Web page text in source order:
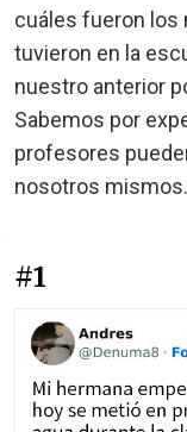
cuáles fueron los
tuvieron en la
nuestro anterior
Sabemos por
profesores
nosotros mismos.
#1